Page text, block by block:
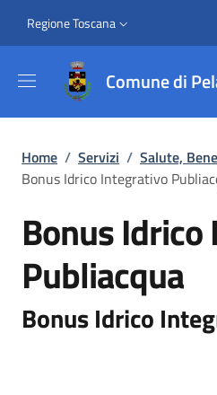
Slim top
Regione Toscana
Comune di
Briciole di pane
Home / Servizi / Salute,
Bonus Idrico Integrativo
Bonus
Publiacqua
Bonus Idrico